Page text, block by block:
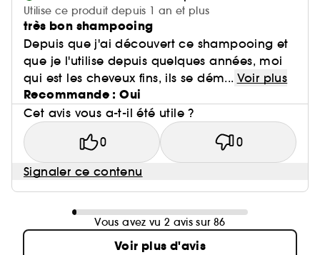
Utilise ce produit depuis 1 an et plus
très bon shampooing
Depuis que j'ai découvert ce shampooing et
que je l'utilise depuis quelques années, moi
qui est les cheveux fins, ils se dém... Voir plus
Recommande : Oui
Cet avis vous a-t-il été utile ?
0 0
Signaler ce contenu
Vous avez vu 2 avis sur 86
Voir plus d'avis